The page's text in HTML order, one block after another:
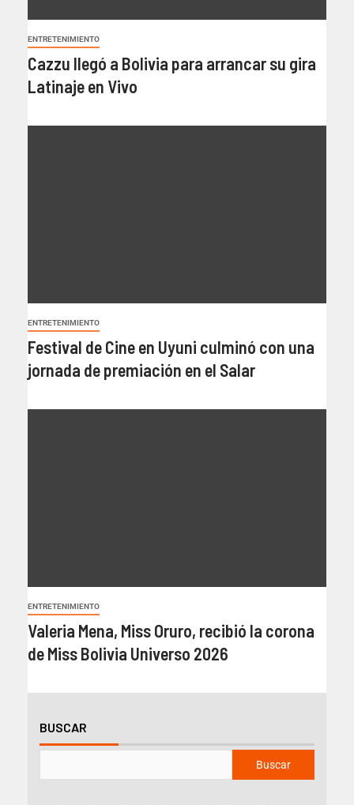
ENTRETENIMIENTO
Cazzu llegó a Bolivia para arrancar su gira
Latinaje en Vivo
ENTRETENIMIENTO
Festival de Cine en Uyuni culminó con una
jornada de premiación en el Salar
ENTRETENIMIENTO
Valeria Mena, Miss Oruro, recibió la corona
de Miss Bolivia Universo 2026
BUSCAR
Buscar